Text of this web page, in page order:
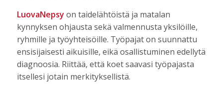
LuovaNepsy on taidelähtöistä ja matalan
kynnyksen ohjausta sekä valmennusta yksilöille,
ryhmille ja työyhteisöille. Työpajat on suunnattu
ensisijaisesti aikuisille, eikä osallistuminen edellytä
diagnoosia. Riittää, että koet saavasi työpajasta
itsellesi jotain merkityksellistä.